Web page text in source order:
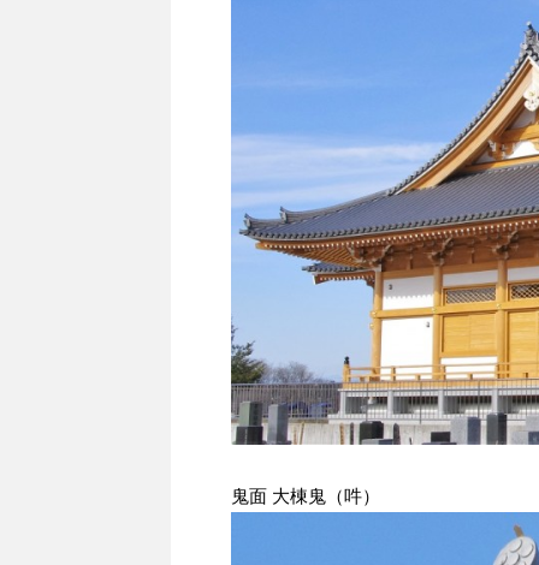
鬼面 大棟鬼（吽）